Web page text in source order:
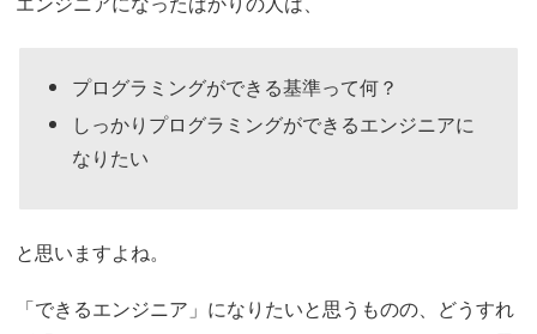
プログラミングができる基準って何？
しっかりプログラミングができるエンジニアに
なりたい
と思いますよね。
「できるエンジニア」になりたいと思うものの、どうすれ